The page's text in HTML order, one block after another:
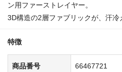
ン用ファーストレイヤー。
3D構造の2層ファブリックが、汗冷
特徴
商品番号 66467721